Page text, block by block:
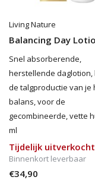
Living Nature
Balancing Day
Snel absorberende,
herstellende daglotion,
de talgproductie van je
balans, voor de
gecombineerde, vette
ml
Tijdelijk uitverkocht
Binnenkort leverbaar
€34,90